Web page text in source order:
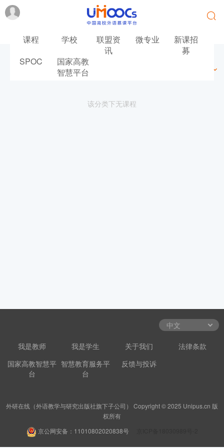
课程 学校
联盟资
讯
微专业
新课招
募
SPOC
国家高教
智慧平台
该分类下无课程
我是教师 我是学生 关于我们
法律条款
国家高教智慧平
台
智慧教育服务平
台
反馈与投诉
外研在线（外语教学与研究出版社旗下子公司） Copyright © 2025 Unipus.cn 版
权所有
京公网安备：11010802020838号